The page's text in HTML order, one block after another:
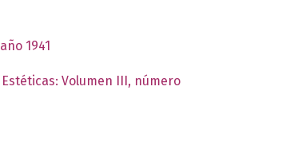
1941
Volumen III, número